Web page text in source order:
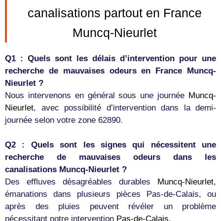
canalisations partout en France
Muncq-Nieurlet
Q1 : Quels sont les délais d’intervention pour une
recherche de mauvaises odeurs en France Muncq-
Nieurlet ?
Nous intervenons en général sous une journée Muncq-
Nieurlet, avec possibilité d’intervention dans la demi-
journée selon votre zone 62890.
Q2 : Quels sont les signes qui nécessitent une
recherche de mauvaises odeurs dans les
canalisations Muncq-Nieurlet ?
Des effluves désagréables durables
Muncq-Nieurlet,
émanations dans plusieurs pièces Pas-de-Calais, ou
après des pluies peuvent révéler un problème
nécessitant notre intervention Pas-de-Calais.